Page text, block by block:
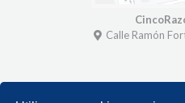
Calle Ramón
SOBRE